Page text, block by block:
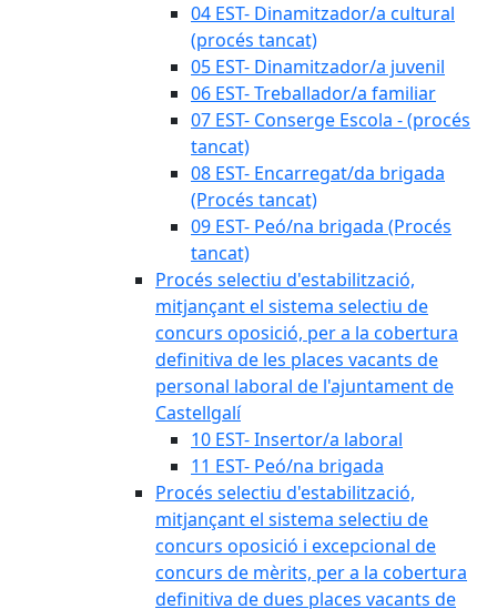
04 EST- Dinamitzador/a cultural
(procés tancat)
05 EST- Dinamitzador/a juvenil
06 EST- Treballador/a familiar
07 EST- Conserge Escola - (procés
tancat)
08 EST- Encarregat/da brigada
(Procés tancat)
09 EST- Peó/na brigada (Procés
tancat)
Procés selectiu d'estabilització,
mitjançant el sistema selectiu de
concurs oposició, per a la cobertura
definitiva de les places vacants de
personal laboral de l'ajuntament de
Castellgalí
10 EST- Insertor/a laboral
11 EST- Peó/na brigada
Procés selectiu d'estabilització,
mitjançant el sistema selectiu de
concurs oposició i excepcional de
concurs de mèrits, per a la cobertura
definitiva de dues places vacants de